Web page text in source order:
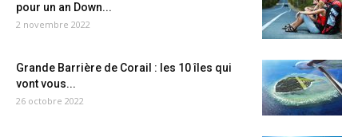
pour un an Down...
2 novembre 2022
Grande Barrière de Corail : les 10 îles qui
vont vous...
26 octobre 2022